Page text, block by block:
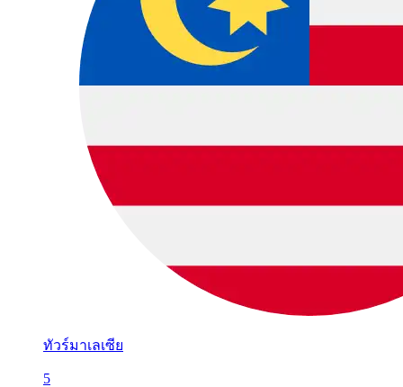
ทัวร์มาเลเซีย
5